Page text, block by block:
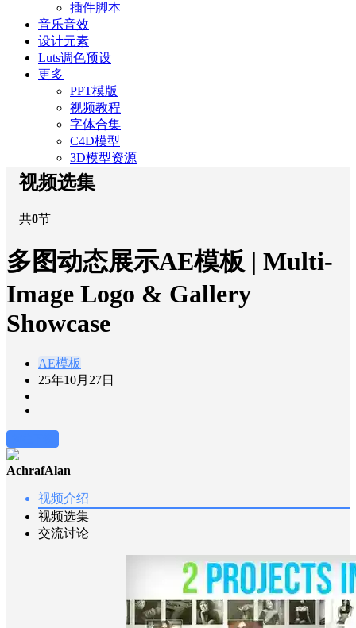
插件脚本
音乐音效
设计元素
Luts调色预设
更多
PPT模版
视频教程
字体合集
C4D模型
3D模型资源
视频选集
共0节
多图动态展示AE模板 | Multi-
Image Logo & Gallery
Showcase
AE模板
25年10月27日
AchrafAlan
视频介绍
视频选集
交流讨论